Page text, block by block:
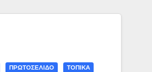
ΠΡΩΤΟΣΕΛΙΔΟ ΤΟΠΙΚΑ